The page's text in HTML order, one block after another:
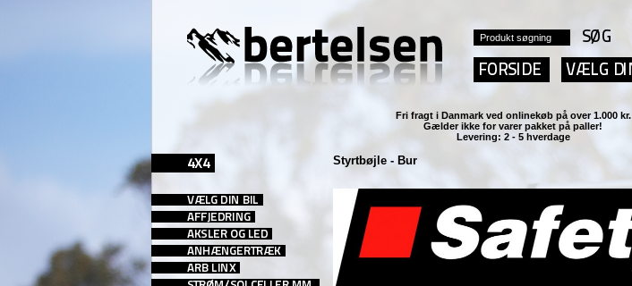
Fri fragt i Danmark ved onlinekøb på over 1.000 kr.
Gælder ikke for varer pakket på paller!
Levering: 2 - 5 hverdage
Styrtbøjle - Bur